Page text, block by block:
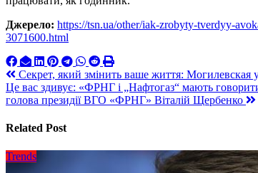
Джерело: https://tsn.ua/other/iak-zrobyty-tverdyy-
3071600.html
Навигация
по
Секрет, який змінить ваше життя:
Це вас здивує: «ФРНГ і „Нафтогаз“ мають
голова президії ВГО «ФРНГ» Віталій Щербенко
Related Post
Trends